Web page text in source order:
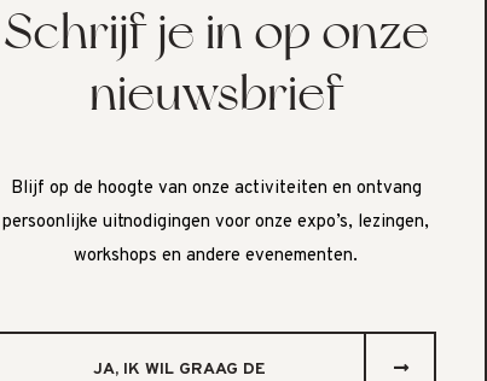
Schrijf je in op onze
nieuwsbrief
Blijf op de hoogte van onze activiteiten en ontvang
persoonlijke uitnodigingen voor onze expo’s, lezingen,
workshops en andere evenementen.
JA, IK WIL GRAAG DE